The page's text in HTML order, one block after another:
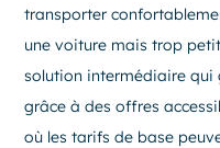
transporter
une voiture mais trop
solution intermédiaire
grâce à des offres
où les tarifs de base